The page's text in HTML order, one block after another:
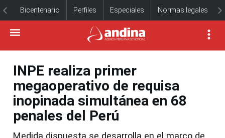
Bicentenario Perfiles Especiales Normas legales
INPE realiza primer
megaoperativo de requisa
inopinada simultánea en 68
penales del Perú
Medida dispuesta se desarrolla en el marco de